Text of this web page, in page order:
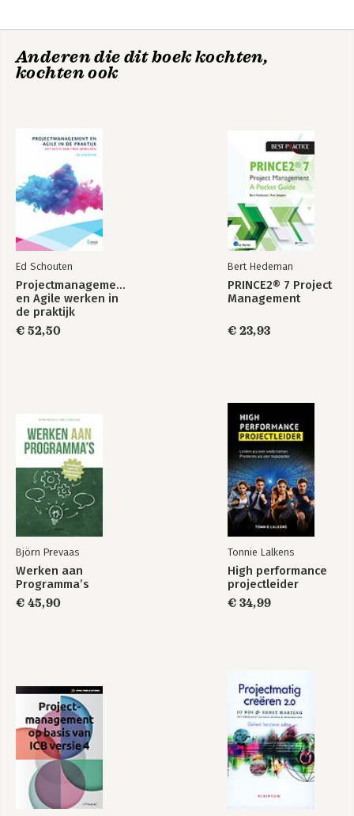
De Happy Sprint
Machine
De Happy Sprint
Machine
Naar Het Hart Van
De Jungle
Methode
Mastermind
Bekijk alle boeken
Anderen die dit boek kochten,
kochten ook
Ed Schouten
Projectmanagement
en Agile werken in
de praktijk
€ 52,50
Bert Hedeman
PRINCE2® 7 Project
Management
€ 23,93
Björn Prevaas
Werken aan
Programma’s
€ 45,90
Tonnie Lalkens
High performance
projectleider
€ 34,99